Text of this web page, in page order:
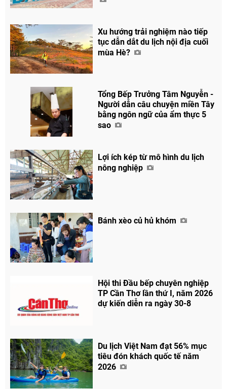
Xu hướng trải nghiệm nào tiếp
tục dẫn dắt du lịch nội địa cuối
mùa Hè?
Tổng Bếp Trưởng Tâm Nguyễn -
Người dẫn câu chuyện miền Tây
bằng ngôn ngữ của ẩm thực 5
sao
Lợi ích kép từ mô hình du lịch
nông nghiệp
Bánh xèo củ hủ khóm
Hội thi Đầu bếp chuyên nghiệp
TP Cần Thơ lần thứ I, năm 2026
dự kiến diễn ra ngày 30-8
Du lịch Việt Nam đạt 56% mục
tiêu đón khách quốc tế năm
2026